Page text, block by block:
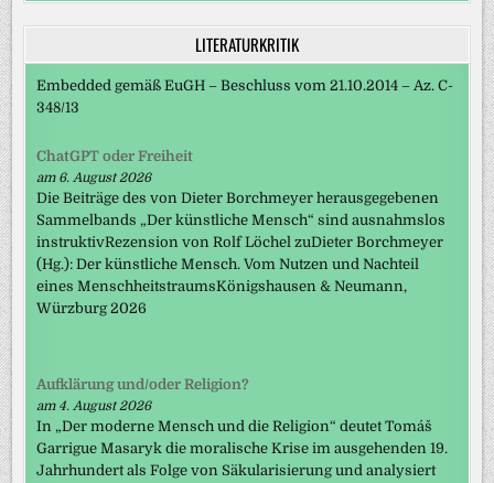
LITERATURKRITIK
Embedded gemäß EuGH – Beschluss vom 21.10.2014 – Az. C-
348/13
ChatGPT oder Freiheit
am 6. August 2026
Die Beiträge des von Dieter Borchmeyer herausgegebenen
Sammelbands „Der künstliche Mensch“ sind ausnahmslos
instruktivRezension von Rolf Löchel zuDieter Borchmeyer
(Hg.): Der künstliche Mensch. Vom Nutzen und Nachteil
eines MenschheitstraumsKönigshausen & Neumann,
Würzburg 2026
Aufklärung und/oder Religion?
am 4. August 2026
In „Der moderne Mensch und die Religion“ deutet Tomáš
Garrigue Masaryk die moralische Krise im ausgehenden 19.
Jahrhundert als Folge von Säkularisierung und analysiert